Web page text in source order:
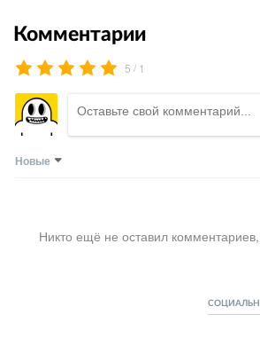
Комментарии
5 / 1
Новые
Никто ещё не оставил